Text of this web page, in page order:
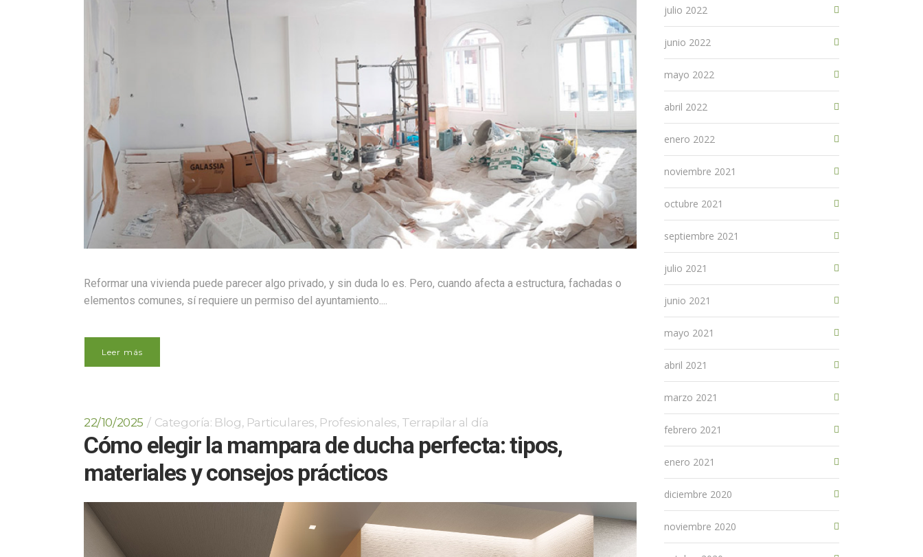
Reformar una vivienda puede parecer algo privado, y sin duda lo es. Pero, cuando afecta a estructura, fachadas o
elementos comunes, sí requiere un permiso del ayuntamiento....
Leer más
22/10/2025 Categoría: Blog, Particulares, Profesionales, Terrapilar al día
Cómo elegir la mampara de ducha perfecta: tipos,
materiales y consejos prácticos
julio 2022
junio 2022
mayo 2022
abril 2022
enero 2022
noviembre 2021
octubre 2021
septiembre 2021
julio 2021
junio 2021
mayo 2021
abril 2021
marzo 2021
febrero 2021
enero 2021
diciembre 2020
noviembre 2020